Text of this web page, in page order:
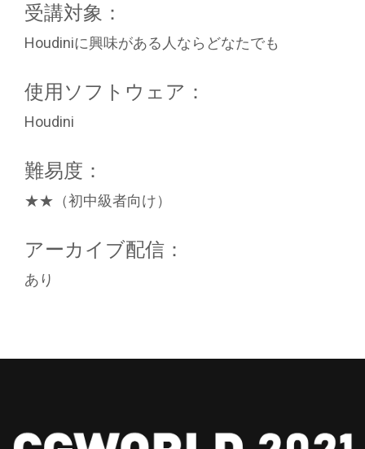
受講対象：
Houdiniに興味がある人ならどなたでも
使用ソフトウェア：
Houdini
難易度：
★★（初中級者向け）
アーカイブ配信：
あり